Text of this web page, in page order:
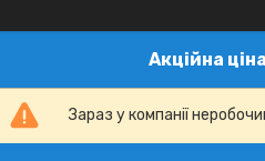
Акційна
Зараз у компанії